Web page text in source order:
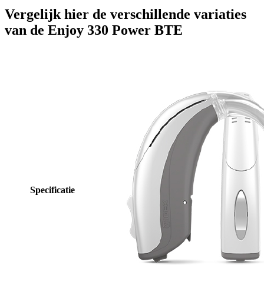
Vergelijk hier de verschillende variaties
van de Enjoy 330 Power BTE
Specificatie